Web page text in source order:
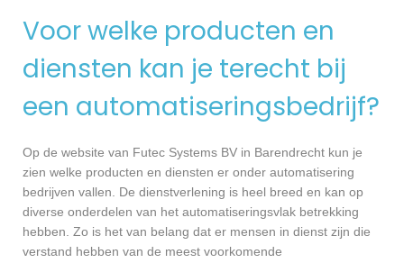
Voor welke producten en
diensten kan je terecht bij
een automatiseringsbedrijf?
Op de website van Futec Systems BV in Barendrecht kun je
zien welke producten en diensten er onder automatisering
bedrijven vallen. De dienstverlening is heel breed en kan op
diverse onderdelen van het automatiseringsvlak betrekking
hebben. Zo is het van belang dat er mensen in dienst zijn die
verstand hebben van de meest voorkomende